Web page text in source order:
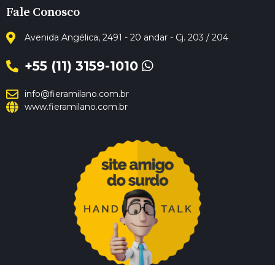
Fale Conosco
Avenida Angélica, 2491 - 20 andar - Cj. 203 / 204
+55 (11) 3159-1010
info@fieramilano.com.br
www.fieramilano.com.br